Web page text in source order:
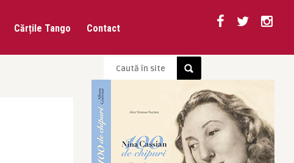
Cărțile Tango Contact